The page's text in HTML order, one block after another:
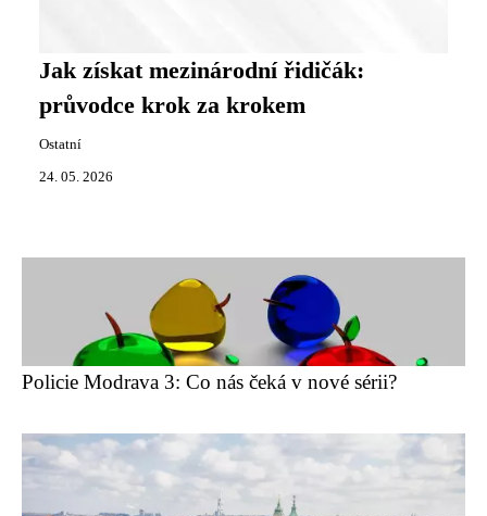
Jak získat mezinárodní řidičák:
průvodce krok za krokem
Ostatní
24. 05. 2026
Policie Modrava 3: Co nás čeká v nové sérii?